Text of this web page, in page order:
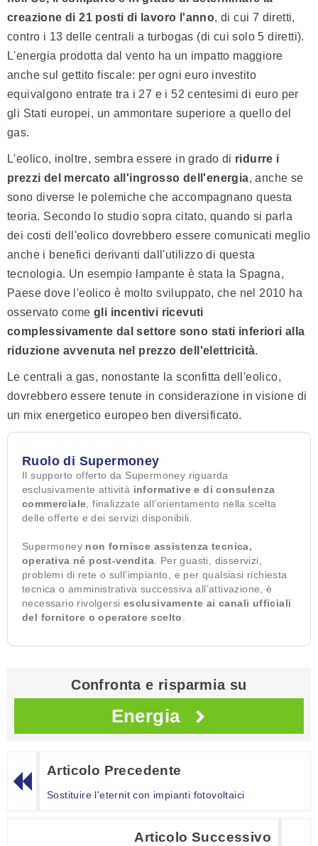
creazione di 21 posti di lavoro l'anno, di cui 7 diretti,
contro i 13 delle centrali a turbogas (di cui solo 5 diretti).
L'energia prodotta dal vento ha un impatto maggiore
anche sul gettito fiscale: per ogni euro investito
equivalgono entrate tra i 27 e i 52 centesimi di euro per
gli Stati europei, un ammontare superiore a quello del
gas.
L'eolico, inoltre, sembra essere in grado di ridurre i
prezzi del mercato all'ingrosso dell'energia, anche se
sono diverse le polemiche che accompagnano questa
teoria. Secondo lo studio sopra citato, quando si parla
dei costi dell'eolico dovrebbero essere comunicati meglio
anche i benefici derivanti dall'utilizzo di questa
tecnologia. Un esempio lampante è stata la Spagna,
Paese dove l'eolico è molto sviluppato, che nel 2010 ha
osservato comegli incentivi ricevuti
complessivamente dal settore sono stati inferiori alla
riduzione avvenuta nel prezzo dell'elettricità.
Le centrali a gas, nonostante la sconfitta dell'eolico,
dovrebbero essere tenute in considerazione in visione di
un mix energetico europeo ben diversificato.
Ruolo di Supermoney
Il supporto offerto da Supermoney riguarda
esclusivamente attività informative e di consulenza
commerciale , finalizzate all’orientamento nella scelta
delle offerte e dei servizi disponibili.
Supermoney non fornisce assistenza tecnica,
operativa né post-vendita . Per guasti, disservizi,
problemi di rete o sull’impianto, e per qualsiasi richiesta
tecnica o amministrativa successiva all’attivazione, è
necessario rivolgersi esclusivamente ai canali ufficiali
del fornitore o operatore scelto
Confronta e risparmia su
Energia
Articolo Precedente
Sostituire l'eternit con impianti fotovoltaici
Articolo Successivo